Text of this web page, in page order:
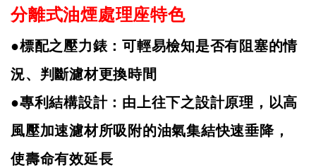
分離式油煙處理座特色
●標配之壓力錶：可輕易檢知是否有阻塞的情
況、 判斷濾材更換時間
●專利結構設計：由上往下之設計原理，以高
風壓加速濾材所吸附的油氣集結快速垂降，
使壽命有效延長